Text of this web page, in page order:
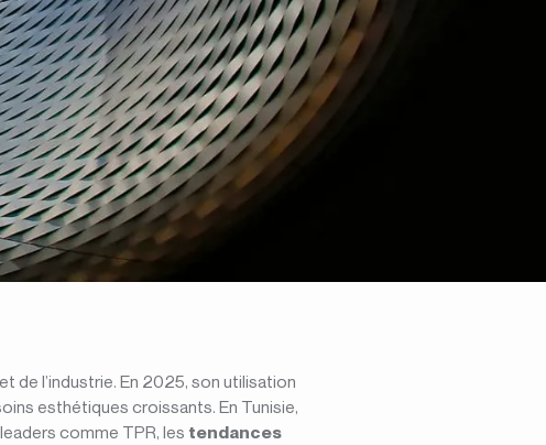
de l’industrie. En 2025, son utilisation
esthétiques croissants. En Tunisie,
comme TPR, les tendances